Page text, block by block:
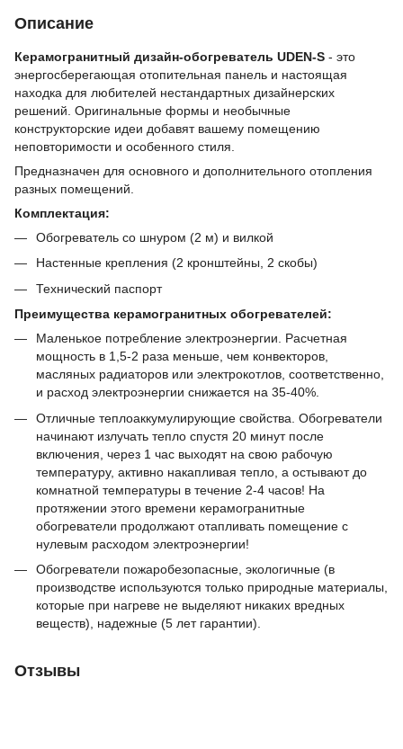
Описание
Керамогранитный дизайн-обогреватель UDEN-S - это
энергосберегающая отопительная панель и настоящая
находка для любителей нестандартных дизайнерских
решений. Оригинальные формы и необычные
конструкторские идеи добавят вашему помещению
неповторимости и особенного стиля.
Предназначен для основного и дополнительного отопления
разных помещений.
Комплектация:
Обогреватель со шнуром (2 м) и вилкой
Настенные крепления (2 кронштейны, 2 скобы)
Технический паспорт
Преимущества керамогранитных обогревателей:
Маленькое потребление электроэнергии. Расчетная
мощность в 1,5-2 раза меньше, чем конвекторов,
масляных радиаторов или электрокотлов, соответственно,
и расход электроэнергии снижается на 35-40%.
Отличные теплоаккумулирующие свойства. Обогреватели
начинают излучать тепло спустя 20 минут после
включения, через 1 час выходят на свою рабочую
температуру, активно накапливая тепло, а остывают до
комнатной температуры в течение 2-4 часов! На
протяжении этого времени керамогранитные
обогреватели продолжают отапливать помещение с
нулевым расходом электроэнергии!
Обогреватели пожаробезопасные, экологичные (в
производстве используются только природные материалы,
которые при нагреве не выделяют никаких вредных
веществ), надежные (5 лет гарантии).
Отзывы